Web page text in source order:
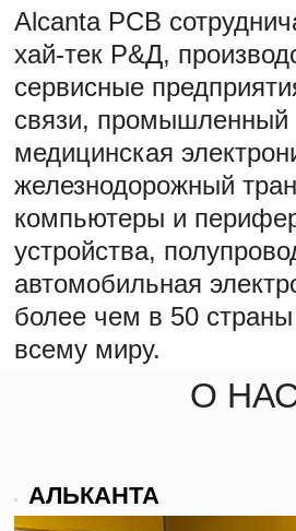
Alcanta PCB
хай-тек Р&Д,
сервисные
связи, промышленный
медицинская
железнодорожный
компьютеры и
устройства,
автомобильная
более чем в 50
всему миру.
О
АЛЬКАНТА